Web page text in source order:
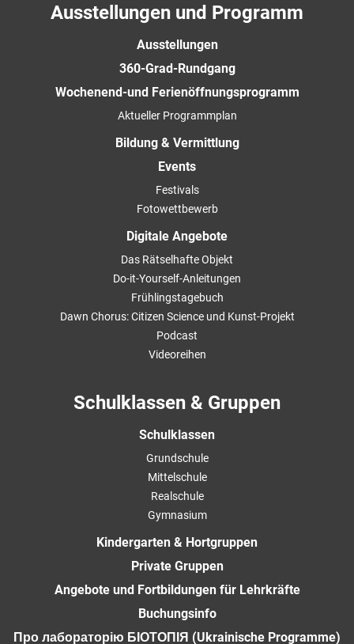
Ausstellungen und Programm
Ausstellungen
360-Grad-Rundgang
Wochenend-und Ferienöffnungsprogramm
Aktueller Programmplan
Bildung & Vermittlung
Events
Festivals
Fotowettbewerb
Digitale Angebote
Das Rätselhafte Objekt
Do-it-Yourself-Anleitungen
Frühlingstagebuch
Dawn Chorus: Citizen Science und Kunst-Projekt
Podcast
Videoreihen
Schulklassen & Gruppen
Schulklassen
Grundschule
Mittelschule
Realschule
Gymnasium
Kindergarten & Hortgruppen
Private Gruppen
Angebote und Fortbildungen für Lehrkräfte
Buchungsinfo
Про лабораторію БІОТОПІЯ (Ukrainische Programme)